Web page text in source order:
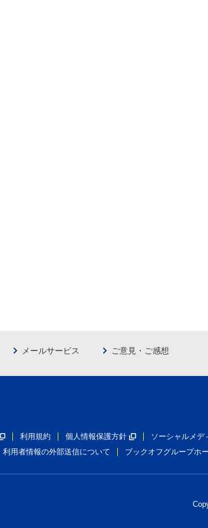
メールサービス ご意見・ご感想
利用規約 個人情報保護方針
ソーシャルメデ
利用者情報の外部送信について ブックオフグループホ